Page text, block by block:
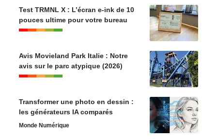
Test TRMNL X : L’écran e-ink de 10
pouces ultime pour votre bureau
Avis Movieland Park Italie : Notre
avis sur le parc atypique (2026)
Transformer une photo en dessin :
les générateurs IA comparés
Monde Numérique